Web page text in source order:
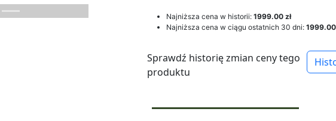
Najniższa cena w historii: 1999.00 zł
Najniższa cena w ciągu ostatnich 30 dni: 1999.00
Sprawdź historię zmian ceny tego
produktu